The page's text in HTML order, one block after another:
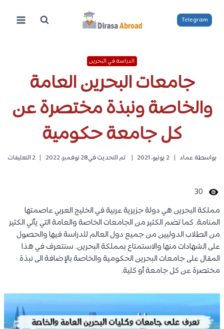
المحتوى
Telegram
الدراسة في البحرين
جامعات البحرين العامة
والخاصة ونبذة مختصرة عن
كل جامعة حكومية
بواسطة عماد 2 يونيو، 2021 تم التحديث في28 نوفمبر، 2022 2 التعليقات
30
مملكة البحرين هي دولة جزيرية عربية في الخليج العربي عاصمتها
المنامة. كما تضم الكثير من الجامعات الخاصة والعامة التي يأتي الكثير
من الطلاب الدوليين من جميع دول العالم للدراسة فيها والحصول
على الشهادات منها والاستمتاع بمملكة البحرين. سنتعرف في هذا
المقال على جامعات البحرين الحكومية والخاصة بالإضافة الى نبذة
مختصرة عن كل جامعة أو كلية.